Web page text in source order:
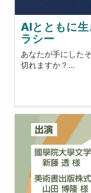
AIとともに
ラシー
あなたが手にした
切れますか？…